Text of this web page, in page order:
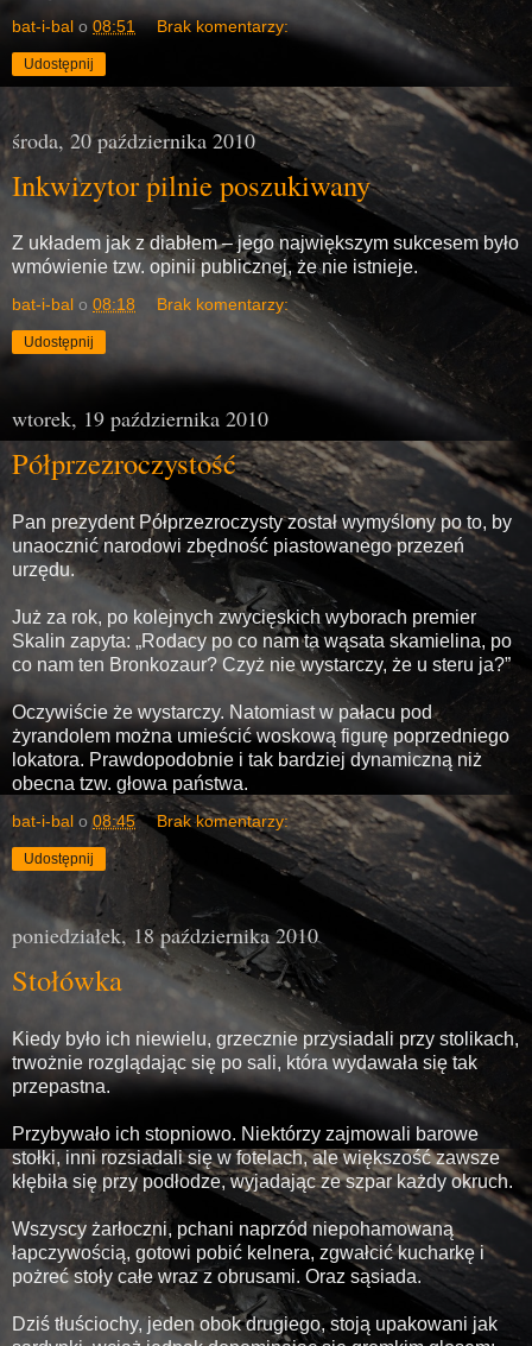
bat-i-bal o 08:51 Brak komentarzy:
Udostępnij
środa, 20 października 2010
Inkwizytor pilnie poszukiwany
Z układem jak z diabłem – jego największym sukcesem było
wmówienie tzw. opinii publicznej, że nie istnieje.
bat-i-bal o 08:18 Brak komentarzy:
Udostępnij
wtorek, 19 października 2010
Półprzezroczystość
Pan prezydent Półprzezroczysty został wymyślony po to, by
unaocznić narodowi zbędność piastowanego przezeń
urzędu.
Już za rok, po kolejnych zwycięskich wyborach premier
Skalin zapyta: „Rodacy po co nam ta wąsata skamielina, po
co nam ten Bronkozaur? Czyż nie wystarczy, że u steru ja?”
Oczywiście że wystarczy. Natomiast w pałacu pod
żyrandolem można umieścić woskową figurę poprzedniego
lokatora. Prawdopodobnie i tak bardziej dynamiczną niż
obecna tzw. głowa państwa.
bat-i-bal o 08:45 Brak komentarzy:
Udostępnij
poniedziałek, 18 października 2010
Stołówka
Kiedy było ich niewielu, grzecznie przysiadali przy stolikach,
trwożnie rozglądając się po sali, która wydawała się tak
przepastna.
Przybywało ich stopniowo. Niektórzy zajmowali barowe
stołki, inni rozsiadali się w fotelach, ale większość zawsze
kłębiła się przy podłodze, wyjadając ze szpar każdy okruch.
Wszyscy żarłoczni, pchani naprzód niepohamowaną
łapczywością, gotowi pobić kelnera, zgwałcić kucharkę i
pożreć stoły całe wraz z obrusami. Oraz sąsiada.
Dziś tłuściochy, jeden obok drugiego, stoją upakowani jak